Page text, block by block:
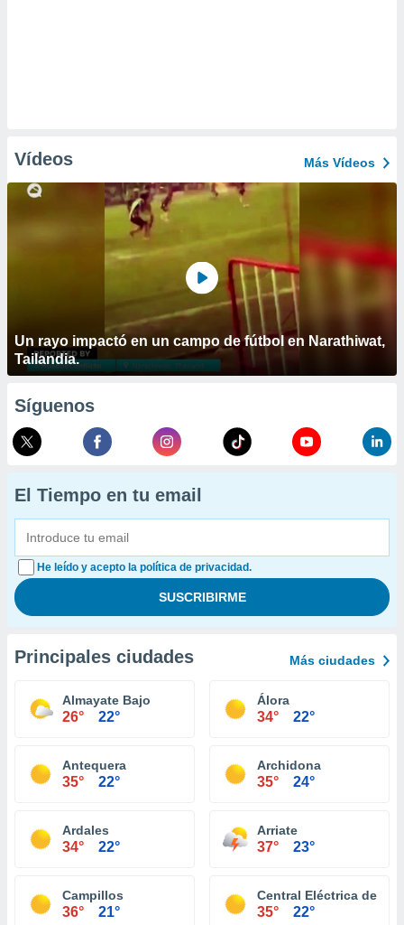
Vídeos Más Vídeos
Un rayo impactó en un campo de fútbol en Narathiwat,
Tailandia.
Síguenos
El Tiempo en tu email
He leído y acepto la política de privacidad.
Principales ciudades Más ciudades
Almayate Bajo
26° 22°
Álora
34° 22°
Antequera
35° 22°
Archidona
35° 24°
Ardales
34° 22°
Arriate
37° 23°
Campillos
36° 21°
Central Eléctrica de
35° 22°